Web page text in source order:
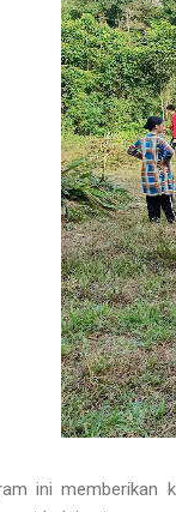
ini memberikan